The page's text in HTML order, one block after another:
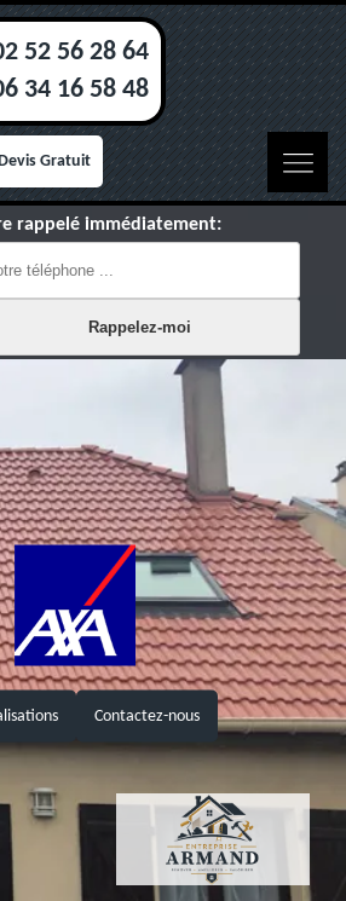
52 56 28 64
34 16 58 48
Gratuit
rappelé immédiatement:
Contactez-nous